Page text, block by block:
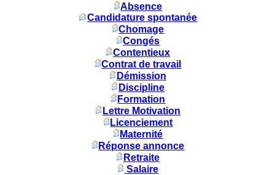
Absence
Candidature spontanée
Chomage
Congés
Contentieux
Contrat de travail
Démission
Discipline
Formation
Lettre Motivation
Licenciement
Maternité
Réponse annonce
Retraite
Salaire